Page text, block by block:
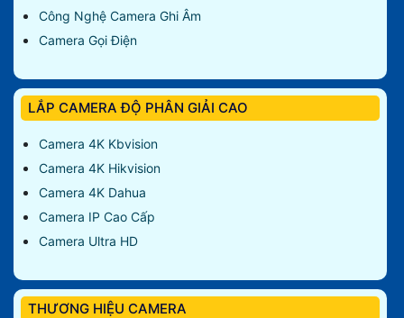
Công Nghệ Camera Ghi Âm
Camera Gọi Điện
LẮP CAMERA ĐỘ PHÂN GIẢI CAO
Camera 4K Kbvision
Camera 4K Hikvision
Camera 4K Dahua
Camera IP Cao Cấp
Camera Ultra HD
THƯƠNG HIỆU CAMERA